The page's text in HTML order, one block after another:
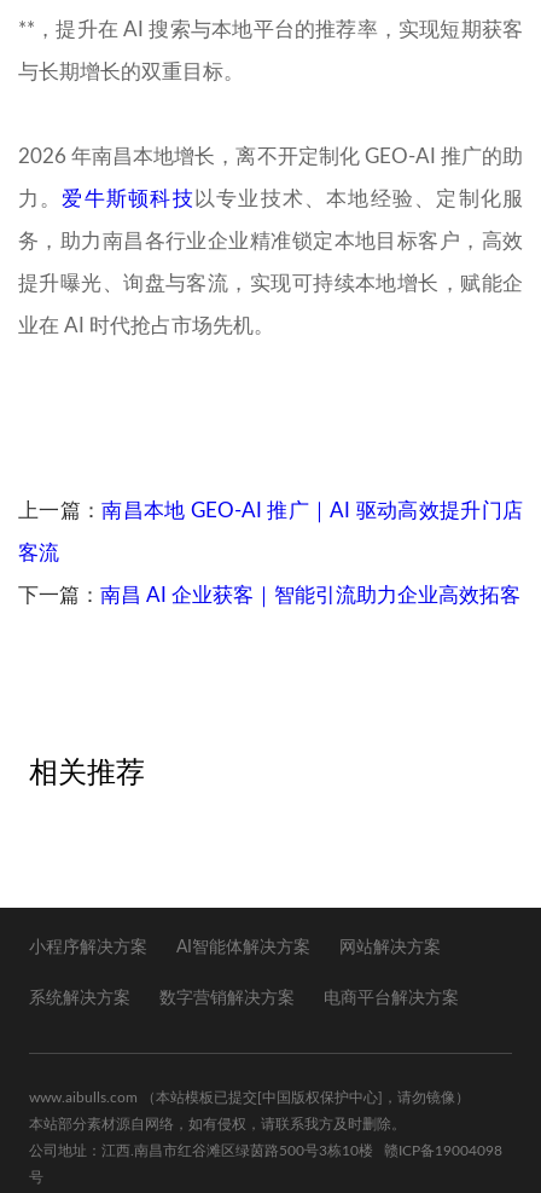
**，提升在 AI 搜索与本地平台的推荐率，实现短期获客
与长期增长的双重目标。
2026 年南昌本地增长，离不开定制化 GEO-AI 推广的助
力。爱牛斯顿科技 以专业技术、本地经验、定制化服
务，助力南昌各行业企业精准锁定本地目标客户，高效
提升曝光、询盘与客流，实现可持续本地增长，赋能企
业在 AI 时代抢占市场先机。
上一篇：南昌本地 GEO-AI 推广｜AI 驱动高效提升门店
客流
下一篇： 南昌 AI 企业获客｜智能引流助力企业高效拓客
相关推荐
小程序解决方案 AI智能体解决方案 网站解决方案
系统解决方案 数字营销解决方案 电商平台解决方案
www.aibulls.com （本站模板已提交 [中国版权保护中心]
，请勿镜像）
本站部分素材源自网络，如有侵权，请联系我方及时删除。
公司地址：江西.南昌市红谷滩区绿茵路500号3栋10楼 赣ICP备19004098
号